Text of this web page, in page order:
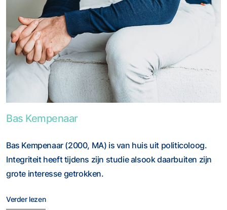
Bas Kempenaar
Bas Kempenaar (2000, MA) is van huis uit politicoloog.
Integriteit heeft tijdens zijn studie alsook daarbuiten zijn
grote interesse getrokken.
Verder lezen